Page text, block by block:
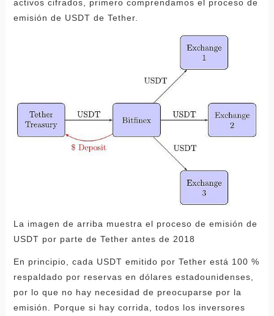
activos cifrados, primero comprendamos el proceso de
emisión de USDT de Tether.
La imagen de arriba muestra el proceso de emisión de
USDT por parte de Tether antes de 2018
En principio, cada USDT emitido por Tether está 100 %
respaldado por reservas en dólares estadounidenses,
por lo que no hay necesidad de preocuparse por la
emisión. Porque si hay corrida, todos los inversores